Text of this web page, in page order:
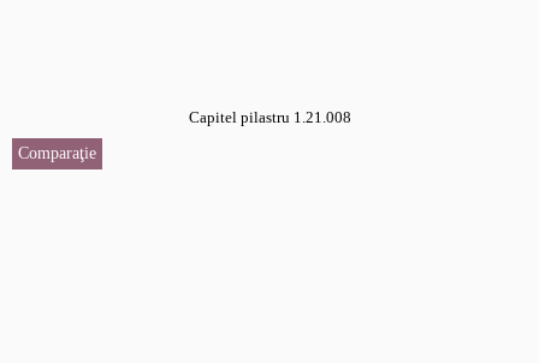
Capitel pilastru 1.21.008
Comparaţie